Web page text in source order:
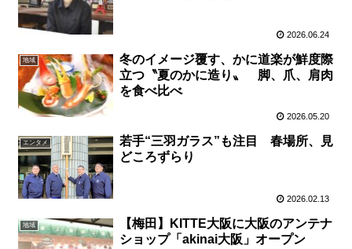
2026.06.24
地域
冬のイメージ覆す、かに道楽が鮮度際
立つ〝夏のかに造り〟 脚、爪、肩肉
を食べ比べ
2026.05.20
エンタメ
若手“三羽ガラス”も注目 春場所、見
どころずらり
2026.02.13
地域
【梅田】KITTE大阪に大阪のアンテナ
ショップ「akinai大阪」オープン